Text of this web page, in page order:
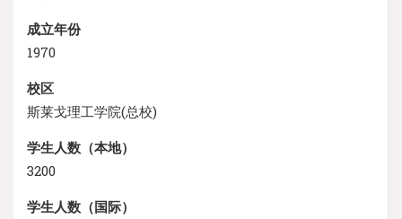
成立年份
1970
校区
斯莱戈理工学院(总校)
学生人数（本地）
3200
学生人数（国际）